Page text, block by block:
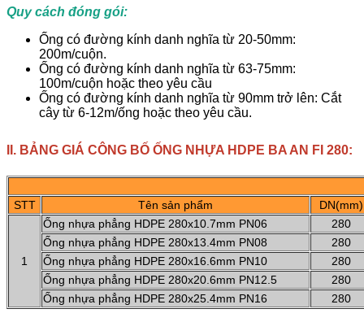
Quy cách đóng gói:
Ống có đường kính danh nghĩa từ 20-50mm:
200m/cuộn.
Ống có đường kính danh nghĩa từ 63-75mm:
100m/cuộn hoặc theo yêu cầu
Ống có đường kính danh nghĩa từ 90mm trở lên: Cắt
cây từ 6-12m/ống hoặc theo yêu cầu.
II. BẢNG GIÁ CÔNG BỐ ỐNG NHỰA HDPE BA AN FI 280:
STT Tên sản phẩm DN(mm)
1
Ống nhựa phẳng HDPE 280x10.7mm PN06
280
Ống nhựa phẳng HDPE 280x13.4mm PN08
280
Ống nhựa phẳng HDPE 280x16.6mm PN10
280
Ống nhựa phẳng HDPE 280x20.6mm PN12.5
280
Ống nhựa phẳng HDPE 280x25.4mm PN16
280